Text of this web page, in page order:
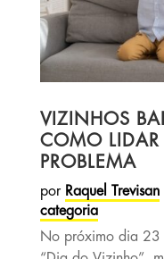
VIZINHOS
COMO LIDAR
PROBLEMA
por Raquel Trevisan
categoria
No próximo dia 23